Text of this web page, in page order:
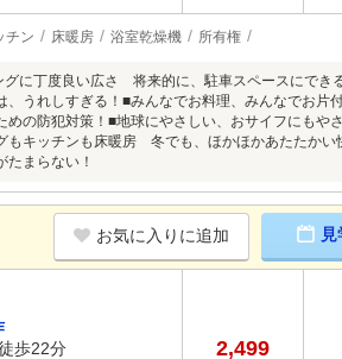
チン 床暖房 浴室乾燥機 所有権
に丁度良い広さ 将来的に、駐車スペースにでき
、うれしすぎる！■みんなでお料理、みんなでお片
の防犯対策！■地球にやさしい、おサイフにもや
もキッチンも床暖房 冬でも、ほかほかあたたか
まらない！
お気に入りに追加
歩22分
2,499